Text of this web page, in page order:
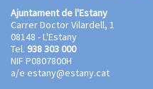
Ajuntament de l'Estany
Carrer Doctor Vilardell, 1
08148 - L'Estany
Tel. 938 303 000
NIF P0807800H
a/e estany@estany.cat